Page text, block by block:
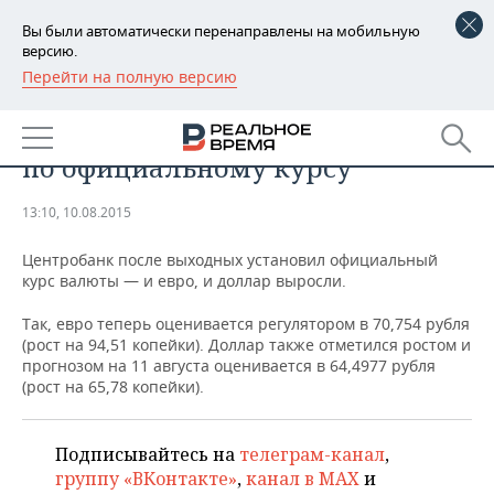
Вы были автоматически перенаправлены на мобильную
версию.
Перейти на полную версию
РЕГИОНЫ
БАШКОРТОСТАН
ТАТАРСТАН
НОВОСТИ
АНАЛИТИКА
ДЕКЛАРАЦИИ О ДОХОДАХ
КОРОЛИ ГОСЗАКАЗА ПФО
ВУЗЫ ТАТАРСТАНА
ТОРГОВЫЕ ЦЕНТРЫ
ТАТАРСТАНА
НОВОСТИ ЭКОНОМИКИ
ФИНАНСЫ
БАНКИ
ИНВЕСТИЦИИ
ПРОМЫШЛЕННОСТЬ
НОВОСТИ
ПРОМЫШЛЕННОСТИ
АГРОПРОМ
МАШИНОСТРОЕНИЕ
НЕДВИЖИМОСТЬ
НОВОСТИ НЕДВИЖИМОСТИ
АВТО
НОВОСТИ БИЗНЕСА
ТЕХНОЛОГИИ
​Евро поднялся выше 70,7 рубля
по официальному курсу
13:10, 10.08.2015
Центробанк после выходных установил официальный
курс валюты — и евро, и доллар выросли.
Так, евро теперь оценивается регулятором в 70,754 рубля
(рост на 94,51 копейки). Доллар также отметился ростом и
прогнозом на 11 августа оценивается в 64,4977 рубля
(рост на 65,78 копейки).
Подписывайтесь на телеграм-канал,
группу «ВКонтакте»,канал в MAXи